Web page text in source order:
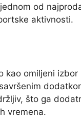
od
aktivnosti.
kao omiljeni
što ga
vremena.